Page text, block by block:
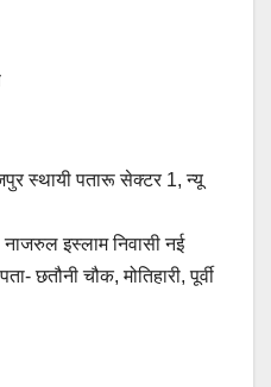
स्थायी पतारू सेक्टर 1, न्यू
इस्लाम निवासी नई
छतौनी चौक, मोतिहारी, पूर्वी